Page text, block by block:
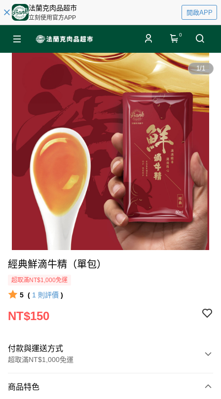
法蘭克肉品超市
立刻使用官方APP
開啟APP
0
1/1
經典鮮滴牛精（單包）
超取滿NT$1,000免運
5 ( 1 則評價 )
NT$150
付款與運送方式
超取滿NT$1,000免運
信用卡一次付款
商品特色